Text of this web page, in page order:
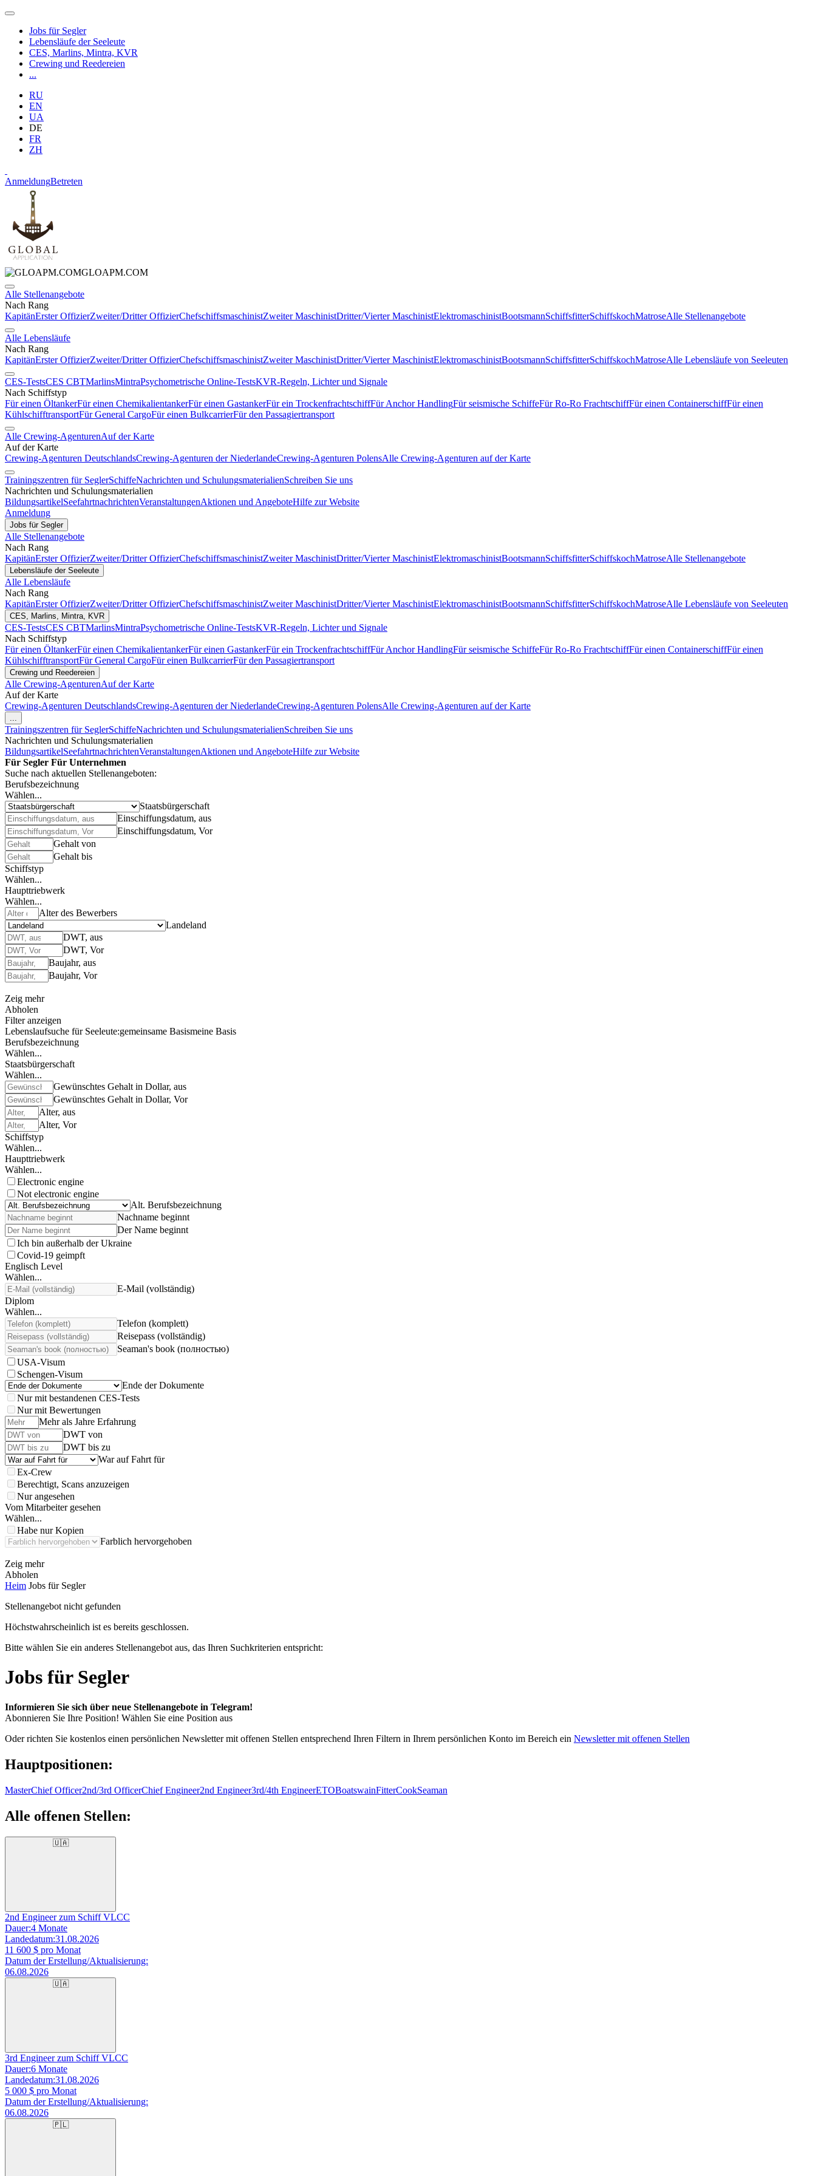
Jobs für Segler
Lebensläufe der Seeleute
CES, Marlins, Mintra, KVR
Crewing und Reedereien
...
RU
EN
UA
DE
FR
ZH
AnmeldungBetreten
GLOAPM.COM
Alle Stellenangebote
Nach Rang
KapitänErster OffizierZweiter/Dritter OffizierChefschiffsmaschinistZweiter MaschinistDritter/Vierter MaschinistElektromaschinistBootsmannSchiffsfitterSchiffskochMatroseAlle Stellenangebote
Alle Lebensläufe
Nach Rang
KapitänErster OffizierZweiter/Dritter OffizierChefschiffsmaschinistZweiter MaschinistDritter/Vierter MaschinistElektromaschinistBootsmannSchiffsfitterSchiffskochMatroseAlle Lebensläufe von Seeleuten
CES-TestsCES CBTMarlinsMintraPsychometrische Online-TestsKVR-Regeln, Lichter und Signale
Nach Schiffstyp
Für einen ÖltankerFür einen ChemikalientankerFür einen GastankerFür ein TrockenfrachtschiffFür Anchor HandlingFür seismische SchiffeFür Ro-Ro FrachtschiffFür einen ContainerschiffFür einen
KühlschifftransportFür General CargoFür einen BulkcarrierFür den Passagiertransport
Alle Crewing-AgenturenAuf der Karte
Auf der Karte
Crewing-Agenturen DeutschlandsCrewing-Agenturen der NiederlandeCrewing-Agenturen PolensAlle Crewing-Agenturen auf der Karte
Trainingszentren für SeglerSchiffeNachrichten und SchulungsmaterialienSchreiben Sie uns
Nachrichten und Schulungsmaterialien
BildungsartikelSeefahrtnachrichtenVeranstaltungenAktionen und AngeboteHilfe zur Website
Anmeldung
Jobs für Segler
Alle Stellenangebote
Nach Rang
KapitänErster OffizierZweiter/Dritter OffizierChefschiffsmaschinistZweiter MaschinistDritter/Vierter MaschinistElektromaschinistBootsmannSchiffsfitterSchiffskochMatroseAlle Stellenangebote
Lebensläufe der Seeleute
Alle Lebensläufe
Nach Rang
KapitänErster OffizierZweiter/Dritter OffizierChefschiffsmaschinistZweiter MaschinistDritter/Vierter MaschinistElektromaschinistBootsmannSchiffsfitterSchiffskochMatroseAlle Lebensläufe von Seeleuten
CES, Marlins, Mintra, KVR
CES-TestsCES CBTMarlinsMintraPsychometrische Online-TestsKVR-Regeln, Lichter und Signale
Nach Schiffstyp
Für einen ÖltankerFür einen ChemikalientankerFür einen GastankerFür ein TrockenfrachtschiffFür Anchor HandlingFür seismische SchiffeFür Ro-Ro FrachtschiffFür einen ContainerschiffFür einen
KühlschifftransportFür General CargoFür einen BulkcarrierFür den Passagiertransport
Crewing und Reedereien
Alle Crewing-AgenturenAuf der Karte
Auf der Karte
Crewing-Agenturen DeutschlandsCrewing-Agenturen der NiederlandeCrewing-Agenturen PolensAlle Crewing-Agenturen auf der Karte
...
Trainingszentren für SeglerSchiffeNachrichten und SchulungsmaterialienSchreiben Sie uns
Nachrichten und Schulungsmaterialien
BildungsartikelSeefahrtnachrichtenVeranstaltungenAktionen und AngeboteHilfe zur Website
Für Segler Für Unternehmen
Suche nach aktuellen Stellenangeboten:
Berufsbezeichnung
Wählen...
Staatsbürgerschaft
Einschiffungsdatum, aus
Einschiffungsdatum, Vor
Gehalt von
Gehalt bis
Schiffstyp
Wählen...
Haupttriebwerk
Wählen...
Alter des Bewerbers
Landeland
DWT, aus
DWT, Vor
Baujahr, aus
Baujahr, Vor
Zeig mehr
Abholen
Filter anzeigen
Lebenslaufsuche für Seeleute:gemeinsame Basismeine Basis
Berufsbezeichnung
Wählen...
Staatsbürgerschaft
Wählen...
Gewünschtes Gehalt in Dollar, aus
Gewünschtes Gehalt in Dollar, Vor
Alter, aus
Alter, Vor
Schiffstyp
Wählen...
Haupttriebwerk
Wählen...
Electronic engine
Not electronic engine
Alt. Berufsbezeichnung
Nachname beginnt
Der Name beginnt
Ich bin außerhalb der Ukraine
Covid-19 geimpft
Englisch Level
Wählen...
E-Mail (vollständig)
Diplom
Wählen...
Telefon (komplett)
Reisepass (vollständig)
Seaman's book (полностью)
USA-Visum
Schengen-Visum
Ende der Dokumente
Nur mit bestandenen CES-Tests
Nur mit Bewertungen
Mehr als Jahre Erfahrung
DWT von
DWT bis zu
War auf Fahrt für
Ex-Crew
Berechtigt, Scans anzuzeigen
Nur angesehen
Vom Mitarbeiter gesehen
Wählen...
Habe nur Kopien
Farblich hervorgehoben
Zeig mehr
Abholen
Heim Jobs für Segler
Stellenangebot nicht gefunden
Höchstwahrscheinlich ist es bereits geschlossen.
Bitte wählen Sie ein anderes Stellenangebot aus, das Ihren Suchkriterien entspricht:
Jobs für Segler
Informieren Sie sich über neue Stellenangebote in Telegram!
Abonnieren Sie Ihre Position! Wählen Sie eine Position aus
Oder richten Sie kostenlos einen persönlichen Newsletter mit offenen Stellen entsprechend Ihren Filtern in Ihrem persönlichen Konto im Bereich ein Newsletter mit offenen Stellen
Hauptpositionen:
MasterChief Officer2nd/3rd OfficerChief Engineer2nd Engineer3rd/4th EngineerETOBoatswainFitterCookSeaman
Alle offenen Stellen:
🇺🇦
2nd Engineer zum Schiff VLCC
Dauer:4 Monate
Landedatum:31.08.2026
11 600 $ pro Monat
Datum der Erstellung/Aktualisierung:
06.08.2026
🇺🇦
3rd Engineer zum Schiff VLCC
Dauer:6 Monate
Landedatum:31.08.2026
5 000 $ pro Monat
Datum der Erstellung/Aktualisierung:
06.08.2026
🇵🇱